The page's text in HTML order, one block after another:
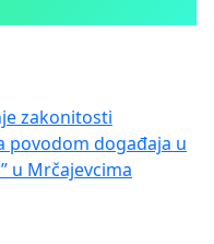
zakonitosti
povodom događaja u
u Mrčajevcima